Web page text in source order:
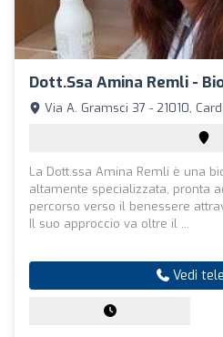
Dott.ssa Amina Remli -
Via A. Gramsci 37 - 21010,
La Dott.ssa Amina Remli è una
altamente specializzata, pronta
percorso verso il benessere
Il suo approccio va oltre il ...
Vedi